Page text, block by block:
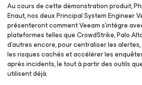
Inscrivez-vous pour regarder le
Au cours de cette démonstration produit,
Enaut, nos deux Principal System Engineer
présenteront comment Veeam s’intègre
plateformes telles que CrowdStrike, Palo
d’autres encore, pour centraliser les
les risques cachés et accélérer les
après incidents, le tout à partir des outils
utilisent déjà.